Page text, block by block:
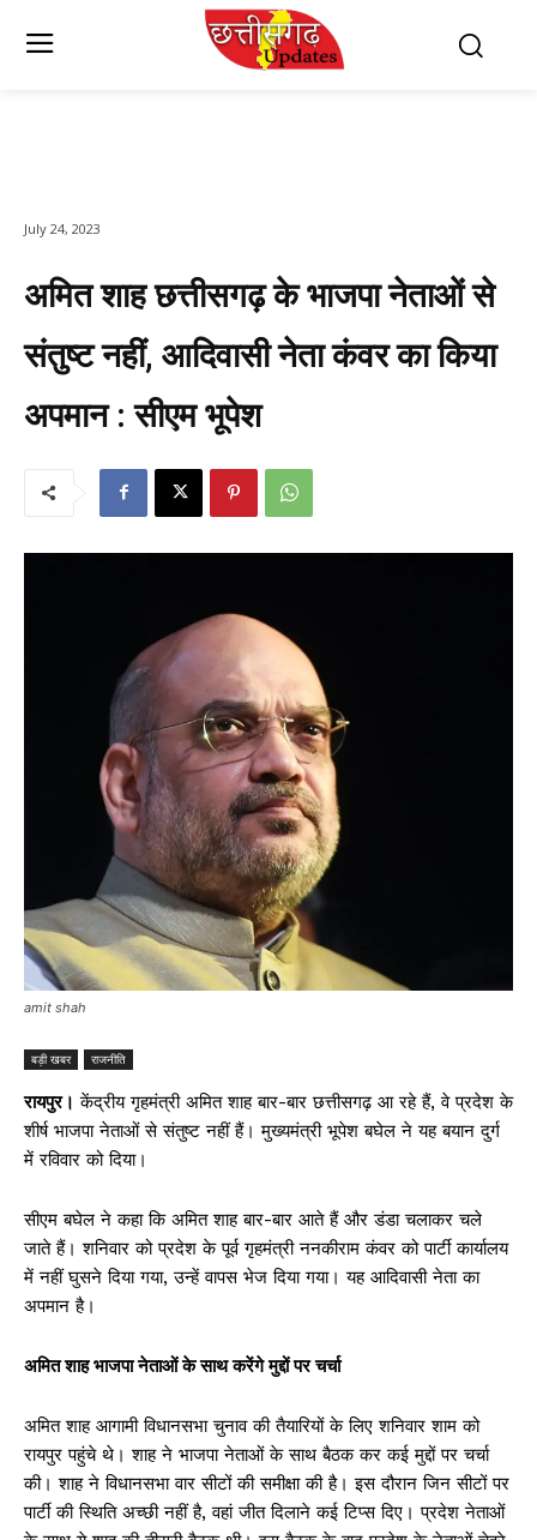
July 24, 2023
अमित शाह छत्तीसगढ़ के भाजपा नेताओं से
संतुष्ट नहीं, आदिवासी नेता कंवर का किया
अपमान : सीएम भूपेश
amit shah
बड़ी खबर राजनीति
रायपुर। केंद्रीय गृहमंत्री अमित शाह बार-बार छत्तीसगढ़ आ रहे हैं, वे प्रदेश के
शीर्ष भाजपा नेताओं से संतुष्ट नहीं हैं। मुख्यमंत्री भूपेश बघेल ने यह बयान दुर्ग
में रविवार को दिया।
सीएम बघेल ने कहा कि अमित शाह बार-बार आते हैं और डंडा चलाकर चले
जाते हैं। शनिवार को प्रदेश के पूर्व गृहमंत्री ननकीराम कंवर को पार्टी कार्यालय
में नहीं घुसने दिया गया, उन्हें वापस भेज दिया गया। यह आदिवासी नेता का
अपमान है।
अमित शाह भाजपा नेताओं के साथ करेंगे मुद्दों पर चर्चा
अमित शाह आगामी विधानसभा चुनाव की तैयारियों के लिए शनिवार शाम को
रायपुर पहुंचे थे। शाह ने भाजपा नेताओं के साथ बैठक कर कई मुद्दों पर चर्चा
की। शाह ने विधानसभा वार सीटों की समीक्षा की है। इस दौरान जिन सीटों पर
पार्टी की स्थिति अच्छी नहीं है, वहां जीत दिलाने कई टिप्स दिए। प्रदेश नेताओं